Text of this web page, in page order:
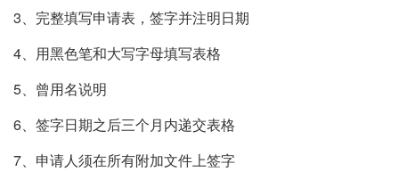
3、完整填写申请表，签字并注明日期
4、用黑色笔和大写字母填写表格
5、曾用名说明
6、签字日期之后三个月内递交表格
7、申请人须在所有附加文件上签字